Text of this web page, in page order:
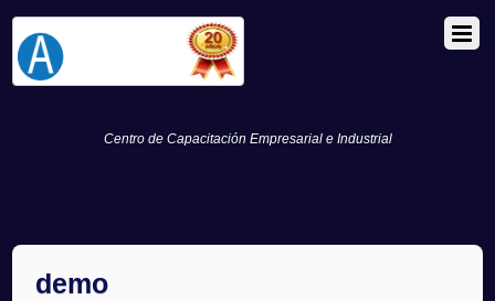
Centro de Capacitación Empresarial e Industrial
demo